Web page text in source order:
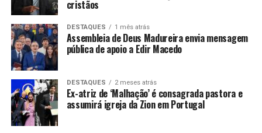
cristãos
DESTAQUES 1 mês atrás
Assembleia de Deus Madureira envia mensagem
pública de apoio a Edir Macedo
DESTAQUES 2 meses atrás
Ex-atriz de ‘Malhação’ é consagrada pastora e
assumirá igreja da Zion em Portugal